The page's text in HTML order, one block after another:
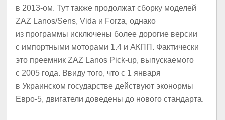
в 2013-ом. Тут также продолжат сборку моделей
ZAZ Lanos/Sens, Vida и Forza, однако
из программы исключены более дорогие версии
с импортными моторами 1.4 и АКПП. Фактически
это преемник ZAZ Lanos Pick-up, выпускаемого
с 2005 года. Ввиду того, что с 1 января
в Украинском государстве действуют эконормы
Евро-5, двигатели доведены до нового стандарта.